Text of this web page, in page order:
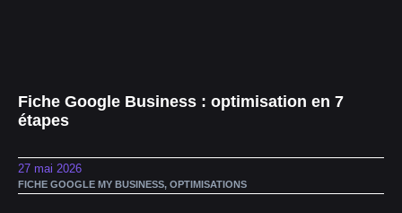
Fiche Google Business : optimisation en 7
étapes
27 mai 2026
FICHE GOOGLE MY BUSINESS, OPTIMISATIONS